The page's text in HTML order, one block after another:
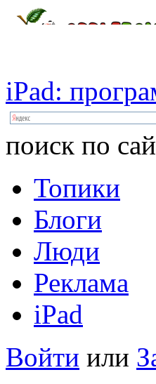
iPad:
поиск по
Топики
Блоги
Люди
Реклама
iPad
Войти или